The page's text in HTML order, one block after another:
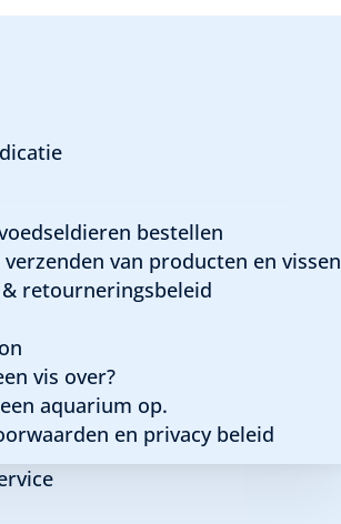
bestellen
van producten en vissen
retourneringsbeleid
vis over?
aquarium op.
en privacy beleid